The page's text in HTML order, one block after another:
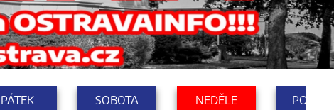
PÁTEK SOBOTA NEDĚLE